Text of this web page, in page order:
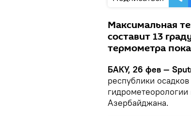
Максимальная
составит 13
термометра
БАКУ, 26 фев —
республики
Азербайджана.